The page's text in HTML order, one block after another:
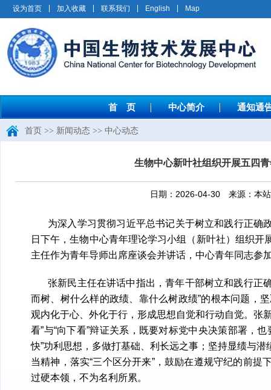
设为首页 加入收藏 联系我们 English Map
首 页 中心简介 通知通
首页 >> 新闻动态 >> 中心动态
生物中心新叶社组织开展五四
日期：2026-04-30 来源：本
为深入学习贯彻习近平总书记关于树立和践行正确
日下午，生物中心青年理论学习小组（新叶社）组织
主任作为青年导师出席座谈会并讲话，中心青年同志参
张新民主任在讲话中指出，青年干部树立和践行正
而树、树什么样的政绩、靠什么树政绩”的根本问题，
观内化于心、外化于行，形成思想自觉和行动自觉。张
看”与“向下看”辩证关系，既要对标党中央决策部署，
快”功利思想，多做打基础、利长远之事；坚持显绩与
当精神，落实“三个区分开来”，鼓励在遵规守纪的前
过硬本领，不为名利所累。